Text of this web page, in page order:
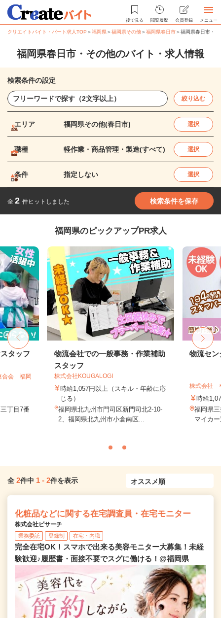
後で見る 閲覧履歴 会員登録 メニュー
クリエイトバイト・パート求人TOP ＞福岡県＞福岡県その他＞福岡県春日市＞福岡県春日市・
福岡県春日市・その他のバイト・求人情報
検索条件の設定
絞り込む
エリア 福岡県その他(春日市) 選択
職種 軽作業・商品管理・製造(すべて) 選択
条件 指定しない 選択
全 2 件ヒットしました 検索条件を保存
福岡県のピックアップPR求人
タッフ
合会 福岡
丁目7番
物流会社での一般事務・作業補助
スタッフ
株式会社KOUGALOGI
時給1,057円以上（スキル・年齢に応
じる）
福岡県北九州市門司区新門司北2-10-
2、福岡県北九州市小倉南区...
物流セン
株式会社
時給
福岡県
マイカ
全 2件中 1 - 2件を表示
化粧品などに関する在宅調査員・在宅モニター
株式会社ビサーチ
業務委託 登録制 在宅・内職
完全在宅OK！スマホで出来る美容モニター大募集！未経
験歓迎♪履歴書・面接不要でスグに働ける！@福岡県